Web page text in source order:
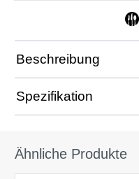
Beschreibung
Spezifikation
Ähnliche Produkte